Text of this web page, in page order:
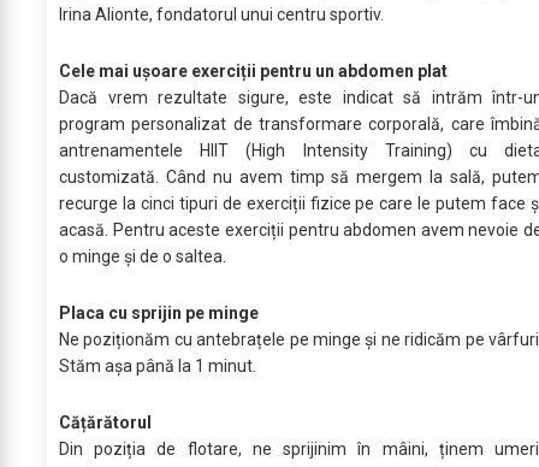
Irina Alionte, fondatorul unui centru sportiv.
Cele mai ușoare exerciții pentru un abdomen plat
Dacă vrem rezultate sigure, este indicat să intrăm într-
program personalizat de transformare corporală, care
antrenamentele HIIT (High Intensity Training) cu
customizată. Când nu avem timp să mergem la sală,
recurge la cinci tipuri de exerciții fizice pe care le putem face
acasă. Pentru aceste exerciții pentru abdomen avem nevoie
o minge și de o saltea.
Placa cu sprijin pe minge
Ne poziționăm cu antebrațele pe minge și ne ridicăm pe
Stăm așa până la 1 minut.
Cățărătorul
Din poziția de flotare, ne sprijinim în mâini, ținem